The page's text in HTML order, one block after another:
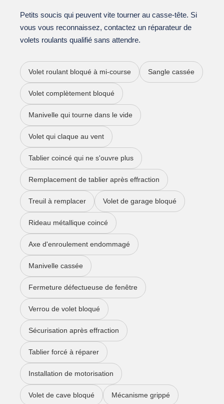
Petits soucis qui peuvent vite tourner au casse-tête. Si
vous vous reconnaissez, contactez un réparateur de
volets roulants qualifié sans attendre.
Volet roulant bloqué à mi-course Sangle cassée
Volet complètement bloqué
Manivelle qui tourne dans le vide
Volet qui claque au vent
Tablier coincé qui ne s'ouvre plus
Remplacement de tablier après effraction
Treuil à remplacer Volet de garage bloqué
Rideau métallique coincé
Axe d'enroulement endommagé
Manivelle cassée
Fermeture défectueuse de fenêtre
Verrou de volet bloqué
Sécurisation après effraction
Tablier forcé à réparer
Installation de motorisation
Volet de cave bloqué Mécanisme grippé